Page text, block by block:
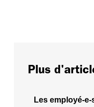
Plus
Les employé-e-